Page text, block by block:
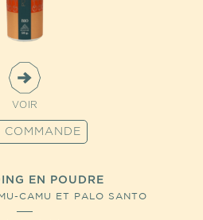
VOIR
COMMANDE
EN POUDRE
CAMU ET PALO SANTO